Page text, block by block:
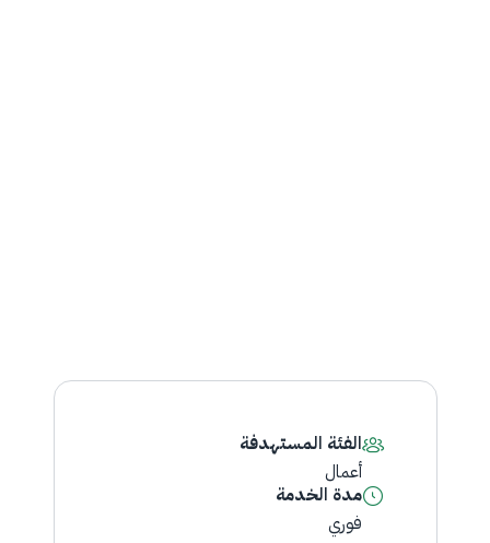
الفئة المستهدفة
​أعمال
مدة الخدمة
فوري